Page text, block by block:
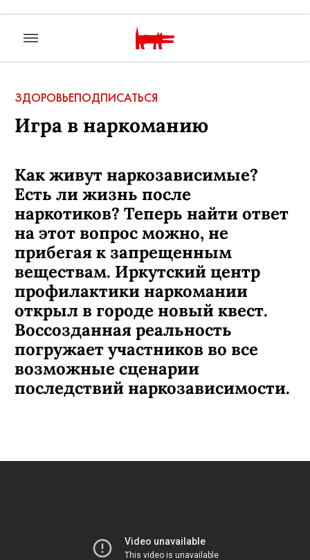
ЗДОРОВЬЕПОДПИСАТЬСЯ
Игра в наркоманию
Как живут наркозависимые?
Есть ли жизнь после
наркотиков? Теперь найти ответ
на этот вопрос можно, не
прибегая к запрещенным
Воссозданная реальность